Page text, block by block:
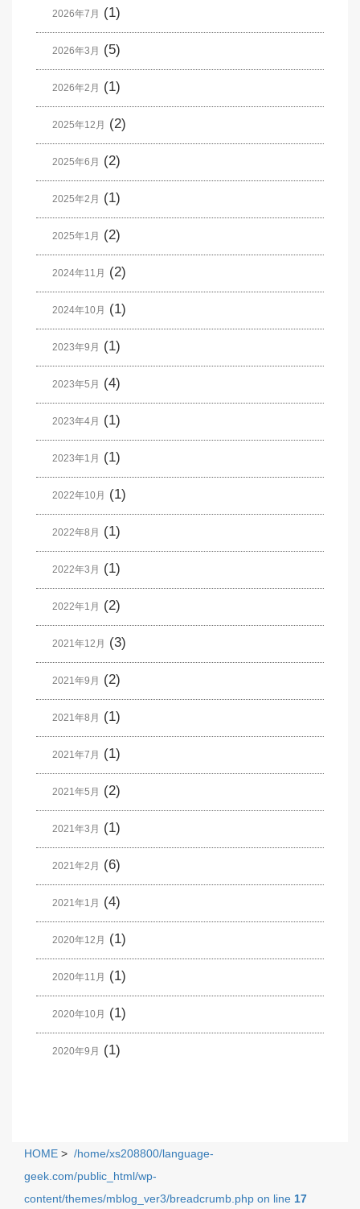
2026年7月 (1)
2026年3月 (5)
2026年2月 (1)
2025年12月 (2)
2025年6月 (2)
2025年2月 (1)
2025年1月 (2)
2024年11月 (2)
2024年10月 (1)
2023年9月 (1)
2023年5月 (4)
2023年4月 (1)
2023年1月 (1)
2022年10月 (1)
2022年8月 (1)
2022年3月 (1)
2022年1月 (2)
2021年12月 (3)
2021年9月 (2)
2021年8月 (1)
2021年7月 (1)
2021年5月 (2)
2021年3月 (1)
2021年2月 (6)
2021年1月 (4)
2020年12月 (1)
2020年11月 (1)
2020年10月 (1)
2020年9月 (1)
HOME > /home/xs208800/language-
geek.com/public_html/wp-
content/themes/mblog_ver3/breadcrumb.php on line 17